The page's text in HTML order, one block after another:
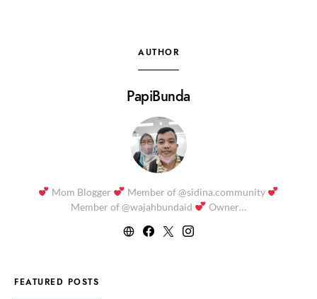
AUTHOR
PapiBunda
Mom Blogger
Member of @sidina.community
Member of @wajahbundaid
Owner…
FEATURED POSTS